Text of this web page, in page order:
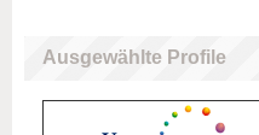
Ausgewählte Profile